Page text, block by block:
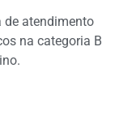
de atendimento
na categoria B